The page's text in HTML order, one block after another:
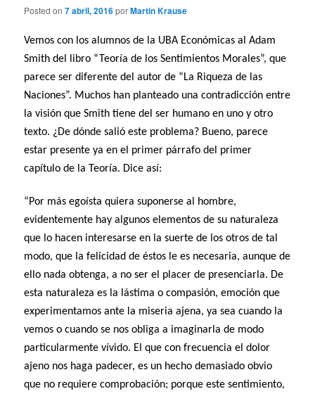
Posted on7 abril, 2016porMartin Krause
Vemos con los alumnos de la UBA Económicas al Adam
Smith del libro “Teoría de los Sentimientos Morales”, que
parece ser diferente del autor de “La Riqueza de las
Naciones”. Muchos han planteado una contradicción entre
la visión que Smith tiene del ser humano en uno y otro
texto. ¿De dónde salió este problema? Bueno, parece
estar presente ya en el primer párrafo del primer
capítulo de la Teoría. Dice así:
“Por más egoísta quiera suponerse al hombre,
evidentemente hay algunos elementos de su naturaleza
que lo hacen interesarse en la suerte de los otros de tal
modo, que la felicidad de éstos le es necesaria, aunque de
ello nada obtenga, a no ser el placer de presenciarla. De
esta naturaleza es la lástima o compasión, emoción que
experimentamos ante la miseria ajena, ya sea cuando la
vemos o cuando se nos obliga a imaginarla de modo
particularmente vívido. El que con frecuencia el dolor
ajeno nos haga padecer, es un hecho demasiado obvio
que no requiere comprobación; porque este sentimiento,